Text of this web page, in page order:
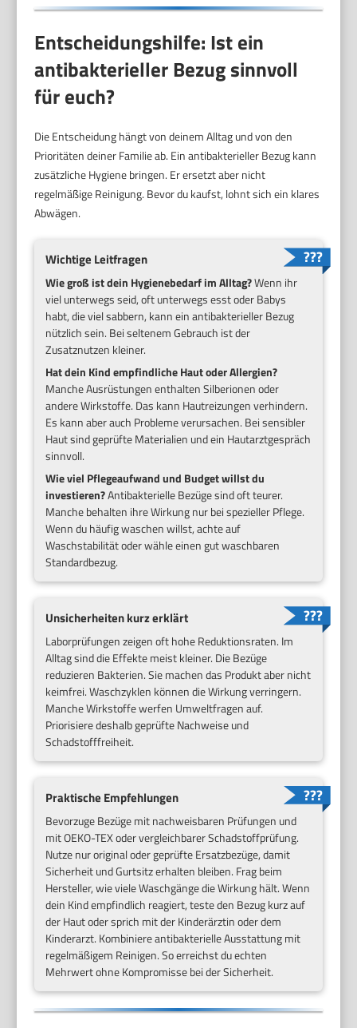
Entscheidungshilfe: Ist ein
antibakterieller Bezug sinnvoll
für euch?
Die Entscheidung hängt von deinem Alltag und von den
Prioritäten deiner Familie ab. Ein antibakterieller Bezug kann
zusätzliche Hygiene bringen. Er ersetzt aber nicht
regelmäßige Reinigung. Bevor du kaufst, lohnt sich ein klares
Abwägen.
Wichtige Leitfragen
Wie groß ist dein Hygienebedarf im Alltag?Wenn ihr
viel unterwegs seid, oft unterwegs esst oder Babys
habt, die viel sabbern, kann ein antibakterieller Bezug
nützlich sein. Bei seltenem Gebrauch ist der
Zusatznutzen kleiner.
Hat dein Kind empfindliche Haut oder Allergien?
Manche Ausrüstungen enthalten Silberionen oder
andere Wirkstoffe. Das kann Hautreizungen verhindern.
Es kann aber auch Probleme verursachen. Bei sensibler
Haut sind geprüfte Materialien und ein Hautarztgespräch
sinnvoll.
Wie viel Pflegeaufwand und Budget willst du
investieren?Antibakterielle Bezüge sind oft teurer.
Manche behalten ihre Wirkung nur bei spezieller Pflege.
Wenn du häufig waschen willst, achte auf
Waschstabilität oder wähle einen gut waschbaren
Standardbezug.
Unsicherheiten kurz erklärt
Laborprüfungen zeigen oft hohe Reduktionsraten. Im
Alltag sind die Effekte meist kleiner. Die Bezüge
reduzieren Bakterien. Sie machen das Produkt aber nicht
keimfrei. Waschzyklen können die Wirkung verringern.
Manche Wirkstoffe werfen Umweltfragen auf.
Priorisiere deshalb geprüfte Nachweise und
Schadstofffreiheit.
Praktische Empfehlungen
Bevorzuge Bezüge mit nachweisbaren Prüfungen und
mit OEKO-TEX oder vergleichbarer Schadstoffprüfung.
Nutze nur original oder geprüfte Ersatzbezüge, damit
Sicherheit und Gurtsitz erhalten bleiben. Frag beim
Hersteller, wie viele Waschgänge die Wirkung hält. Wenn
dein Kind empfindlich reagiert, teste den Bezug kurz auf
der Haut oder sprich mit der Kinderärztin oder dem
Kinderarzt. Kombiniere antibakterielle Ausstattung mit
regelmäßigem Reinigen. So erreichst du echten
Mehrwert ohne Kompromisse bei der Sicherheit.